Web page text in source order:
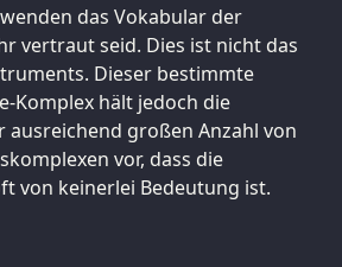
das Vokabular der
vertraut seid. Dies ist nicht das
Dieser bestimmte
Komplex hält jedoch die
ausreichend großen Anzahl von
vor, dass die
von keinerlei Bedeutung ist.